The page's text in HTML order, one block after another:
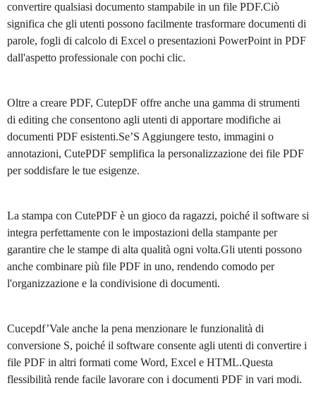
convertire qualsiasi documento stampabile in un file PDF.Ciò
significa che gli utenti possono facilmente trasformare documenti di
parole, fogli di calcolo di Excel o presentazioni PowerPoint in PDF
dall'aspetto professionale con pochi clic.
Oltre a creare PDF, CutepDF offre anche una gamma di strumenti
di editing che consentono agli utenti di apportare modifiche ai
documenti PDF esistenti.Se’S Aggiungere testo, immagini o
annotazioni, CutePDF semplifica la personalizzazione dei file PDF
per soddisfare le tue esigenze.
La stampa con CutePDF è un gioco da ragazzi, poiché il software si
integra perfettamente con le impostazioni della stampante per
garantire che le stampe di alta qualità ogni volta.Gli utenti possono
anche combinare più file PDF in uno, rendendo comodo per
l'organizzazione e la condivisione di documenti.
Cucepdf’Vale anche la pena menzionare le funzionalità di
conversione S, poiché il software consente agli utenti di convertire i
file PDF in altri formati come Word, Excel e HTML.Questa
flessibilità rende facile lavorare con i documenti PDF in vari modi.